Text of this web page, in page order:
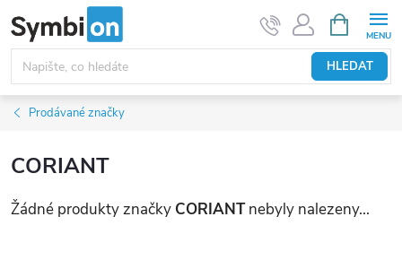
na
obsah
HLEDAT
NÁKUPNÍ
KOŠÍK
Prodávané značky
CORIANT
Žádné produkty značky CORIANTnebyly nalezeny...